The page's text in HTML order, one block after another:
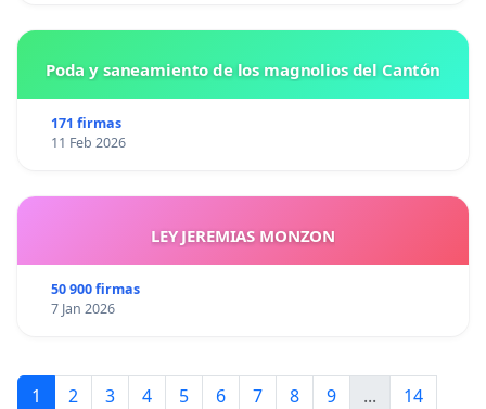
Poda y saneamiento de los magnolios del Cantón
171 firmas
11 Feb 2026
LEY JEREMIAS MONZON
50 900 firmas
7 Jan 2026
1 2 3 4 5 6 7 8 9 ...
14